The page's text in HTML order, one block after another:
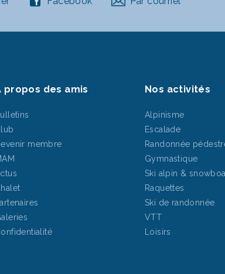
propos des amis
membre
Nos activités
Alpinisme
Escalade
Randonnée
Gymnastique
Ski alpin &
Raquettes
Ski de randonnée
VTT
Loisirs